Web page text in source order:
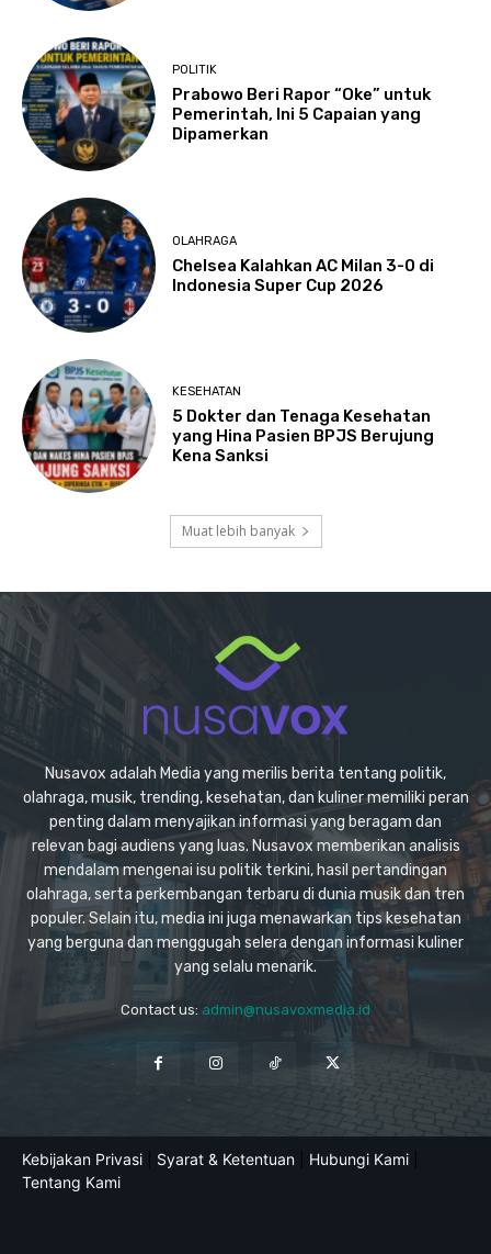
POLITIK
Prabowo Beri Rapor “Oke” untuk
Pemerintah, Ini 5 Capaian yang
Dipamerkan
OLAHRAGA
Chelsea Kalahkan AC Milan 3-0 di
Indonesia Super Cup 2026
KESEHATAN
5 Dokter dan Tenaga Kesehatan
yang Hina Pasien BPJS Berujung
Kena Sanksi
Muat lebih banyak
Nusavox adalah Media yang merilis berita tentang politik,
olahraga, musik, trending, kesehatan, dan kuliner memiliki peran
penting dalam menyajikan informasi yang beragam dan
relevan bagi audiens yang luas. Nusavox memberikan analisis
mendalam mengenai isu politik terkini, hasil pertandingan
olahraga, serta perkembangan terbaru di dunia musik dan tren
populer. Selain itu, media ini juga menawarkan tips kesehatan
yang berguna dan menggugah selera dengan informasi kuliner
yang selalu menarik.
Contact us: admin@nusavoxmedia.id
Kebijakan Privasi Syarat & Ketentuan Hubungi Kami
Tentang Kami